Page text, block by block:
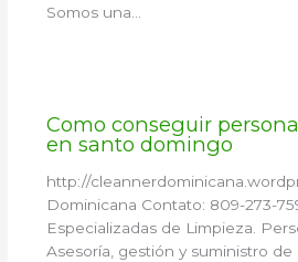
Somos una…
Como conseguir
en santo domingo
http://
Dominicana Contato: 809-273-
Especializadas de Limpieza.
Asesoría, gestión y suministro de